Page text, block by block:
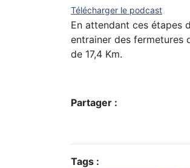
Télécharger le podcast
En attendant ces étapes
entrainer des fermetures
de 17,4 Km.
Partager :
Tags :